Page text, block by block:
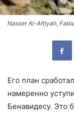
Nasser Al-Attiyah,
Его план
намеренно
Бенавидесу. Это